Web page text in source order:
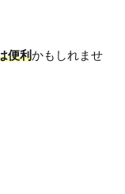
便利かもしれませ